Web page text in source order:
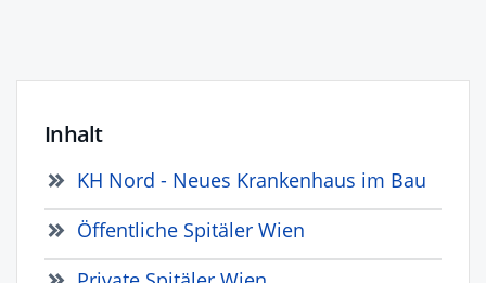
Inhalt
KH Nord - Neues Krankenhaus im Bau
Öffentliche Spitäler Wien